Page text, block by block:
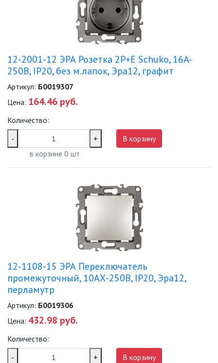
12-2001-12 ЭРА Розетка 2P+E Schuko, 16A-
250В, IP20, без м.лапок, Эра12, графит
Артикул: Б0019307
Цена: 164.46 руб.
Количество:
-
+
в корзине 0 шт
В корзину
12-1108-15 ЭРА Переключатель
промежуточный, 10АХ-250В, IP20, Эра12,
перламутр
Артикул: Б0019306
Цена: 432.98 руб.
Количество:
-
+
В корзину